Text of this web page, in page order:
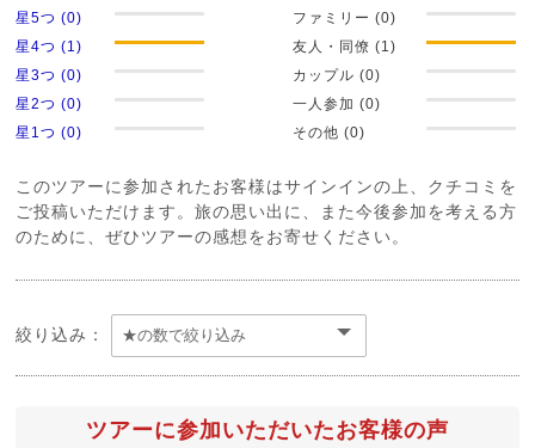
星5つ (0)
星4つ (1)
星3つ (0)
星2つ (0)
星1つ (0)
ファミリー (0)
友人・同僚 (1)
カップル (0)
一人参加 (0)
その他 (0)
このツアーに参加されたお客様はサインインの上、クチコミを
ご投稿いただけます。旅の思い出に、また今後参加を考える方
のために、ぜひツアーの感想をお寄せください。
絞り込み：
ツアーに参加いただいたお客様の声